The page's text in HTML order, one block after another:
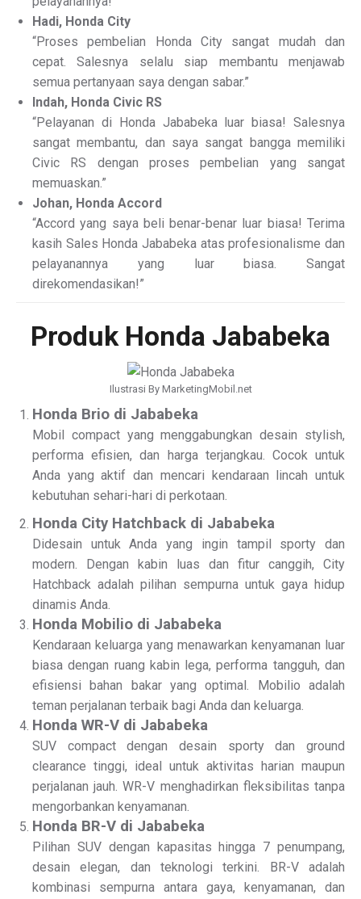
Hadi, Honda City
“Proses pembelian Honda City sangat mudah dan
cepat. Salesnya selalu siap membantu menjawab
semua pertanyaan saya dengan sabar.”
Indah, Honda Civic RS
“Pelayanan di Honda Jababeka luar biasa! Salesnya
sangat membantu, dan saya sangat bangga memiliki
Civic RS dengan proses pembelian yang sangat
memuaskan.”
Johan, Honda Accord
“Accord yang saya beli benar-benar luar biasa! Terima
kasih Sales Honda Jababeka atas profesionalisme dan
pelayanannya yang luar biasa. Sangat
direkomendasikan!”
Produk Honda Jababeka
Ilustrasi By MarketingMobil.net
Honda Brio di Jababeka
Mobil compact yang menggabungkan desain stylish,
performa efisien, dan harga terjangkau. Cocok untuk
Anda yang aktif dan mencari kendaraan lincah untuk
kebutuhan sehari-hari di perkotaan.
Honda City Hatchback di Jababeka
Didesain untuk Anda yang ingin tampil sporty dan
modern. Dengan kabin luas dan fitur canggih, City
Hatchback adalah pilihan sempurna untuk gaya hidup
dinamis Anda.
Honda Mobilio di Jababeka
Kendaraan keluarga yang menawarkan kenyamanan luar
biasa dengan ruang kabin lega, performa tangguh, dan
efisiensi bahan bakar yang optimal. Mobilio adalah
teman perjalanan terbaik bagi Anda dan keluarga.
Honda WR-V di Jababeka
SUV compact dengan desain sporty dan ground
clearance tinggi, ideal untuk aktivitas harian maupun
perjalanan jauh. WR-V menghadirkan fleksibilitas tanpa
mengorbankan kenyamanan.
Honda BR-V di Jababeka
Pilihan SUV dengan kapasitas hingga 7 penumpang,
desain elegan, dan teknologi terkini. BR-V adalah
kombinasi sempurna antara gaya, kenyamanan, dan